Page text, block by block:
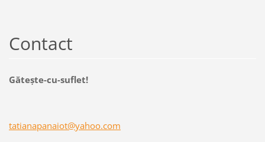
Contact
Găteşte-cu-suflet!
tatianapanaiot@yahoo.com